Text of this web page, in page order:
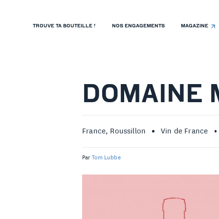
TROUVE TA BOUTEILLE ! NOS ENGAGEMENTS MAGAZINE
DOMAINE
France, Roussillon Vin de France
Par Tom Lubbe